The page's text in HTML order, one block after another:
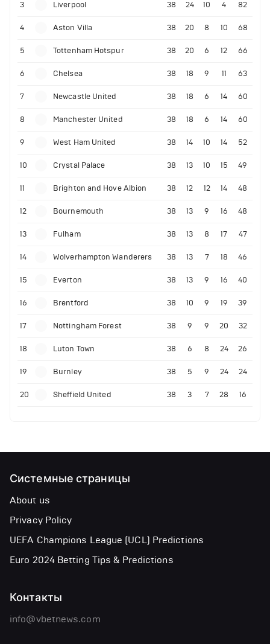
3 Liverpool 38 24 10 4 82
4 Aston Villa 38 20 8 10 68
5 Tottenham Hotspur 38 20 6 12 66
6 Chelsea 38 18 9 11 63
7 Newcastle United 38 18 6 14 60
8 Manchester United 38 18 6 14 60
9 West Ham United 38 14 10 14 52
10 Crystal Palace 38 13 10 15 49
11 Brighton and Hove Albion 38 12 12 14 48
12 Bournemouth 38 13 9 16 48
13 Fulham 38 13 8 17 47
14 Wolverhampton Wanderers 38 13 7 18 46
15 Everton 38 13 9 16 40
16 Brentford 38 10 9 19 39
17 Nottingham Forest 38 9 9 20 32
18 Luton Town 38 6 8 24 26
19 Burnley 38 5 9 24 24
20 Sheffield United 38 3 7 28 16
Системные страницы
About us
Privacy Policy
UEFA Champions League (UCL) Predictions
Euro 2024 Betting Tips & Predictions
Контакты
info@vbetnews.com